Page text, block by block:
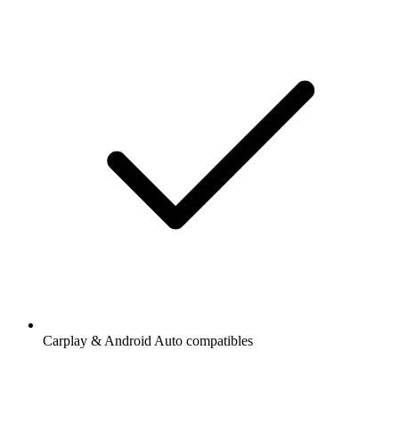
Carplay & Android Auto compatibles